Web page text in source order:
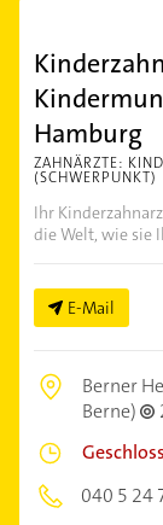
Hamburg
ZAHNÄRZTE:
(SCHWERPUNKT)
Ihr
die Welt, wie sie
E-Mail
Berner
Berne)
040 5 24